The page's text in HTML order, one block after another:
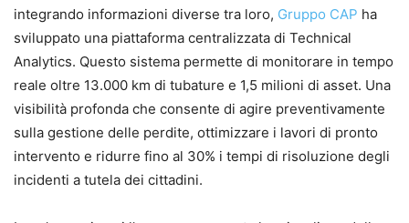
integrando informazioni diverse tra loro, Gruppo CAP ha
sviluppato una piattaforma centralizzata di Technical
Analytics. Questo sistema permette di monitorare in tempo
reale oltre 13.000 km di tubature e 1,5 milioni di asset. Una
visibilità profonda che consente di agire preventivamente
sulla gestione delle perdite, ottimizzare i lavori di pronto
intervento e ridurre fino al 30% i tempi di risoluzione degli
incidenti a tutela dei cittadini.